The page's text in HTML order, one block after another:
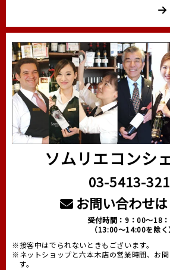
ソムリエコンシ
03-5413-
お問い合わせ
受付時間：9：00～18
（13:00～14:00を除く
※接客中はでられないときもございます。
※ネットショップと六本木店の営業時間、お
す。